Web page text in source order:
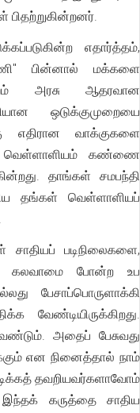
பிதற்றுகின்றனர்.
எதார்த்தம்,
பின்னால் மக்களை
அரசு ஆதரவான
ஒடுக்குமுறையை
எதிரான வாக்குகளை
வெள்ளாளியம் கண்ணை
தாங்கள் சமபந்தி
தங்கள் வெள்ளாளியப்
படிநிலைகளை,
கலவாமை போன்ற உப
பேசாப்பொருளாக்கி
வேண்டியிருக்கிறது.
அதைப் பேசுவது
என நினைத்தால் நாம்
தவறியவர்களாவோம்
இந்தக் கருத்தை சாதிய